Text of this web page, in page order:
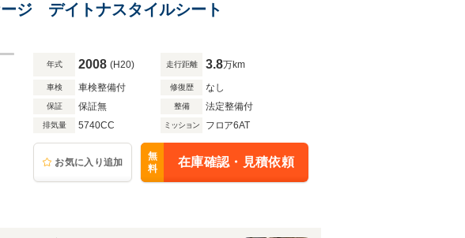
ジ デイトナスタイルシート
年式 2008 (H20) 走行距離 3.8万km
車検 車検整備付 修復歴 なし
保証 保証無 整備 法定整備付
排気量 5740CC ミッション フロア6AT
お気に入り追加
無
料
在庫確認・見積依頼